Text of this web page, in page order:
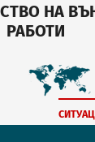
НА
РАБОТИ